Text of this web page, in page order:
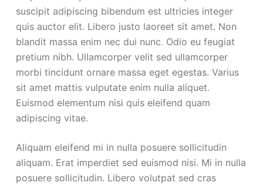
suscipit adipiscing bibendum est ultricies integer
quis auctor elit. Libero justo laoreet sit amet. Non
blandit massa enim nec dui nunc. Odio eu feugiat
pretium nibh. Ullamcorper velit sed ullamcorper
morbi tincidunt ornare massa eget egestas. Varius
sit amet mattis vulputate enim nulla aliquet.
Euismod elementum nisi quis eleifend quam
adipiscing vitae.
Aliquam eleifend mi in nulla posuere sollicitudin
aliquam. Erat imperdiet sed euismod nisi. Mi in nulla
posuere sollicitudin. Libero volutpat sed cras